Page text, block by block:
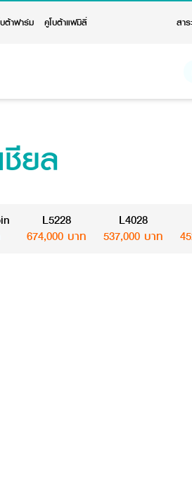
ต้าฟาร์ม คูโบต้าแฟมิลี่ สา
ชียล
L5228
674,000 บาท
L4028
537,000 บาท